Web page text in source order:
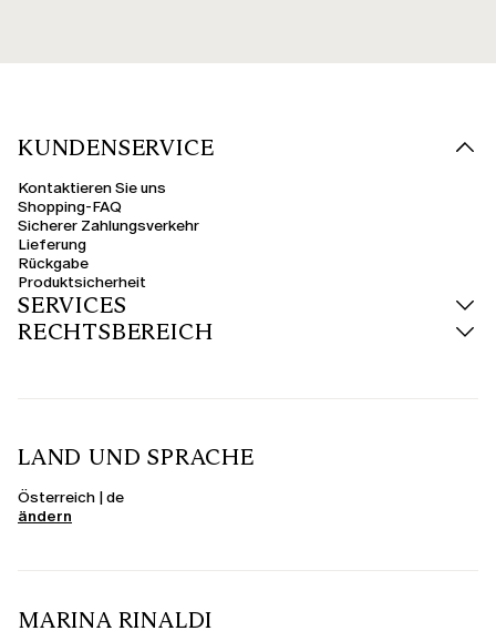
KUNDENSERVICE
Kontaktieren Sie uns
Shopping-FAQ
Sicherer Zahlungsverkehr
Lieferung
Rückgabe
Produktsicherheit
SERVICES
RECHTSBEREICH
LAND UND SPRACHE
Österreich | de
ändern
MARINA RINALDI